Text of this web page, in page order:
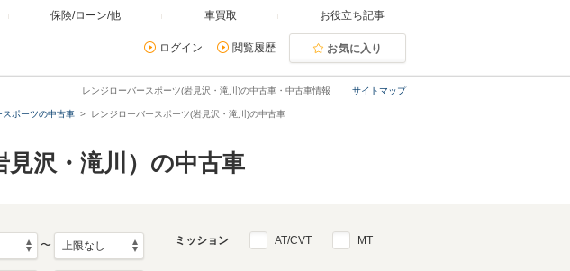
保険/ローン/他 車買取 お役立ち記事
ログイン 閲覧履歴 お気に入り
サイトマップ
レンジローバースポーツ(岩見沢・滝川)の中古車・中古車情報
スポーツの中古車 レンジローバースポーツ(岩見沢・滝川)の中古車
沢・滝川）の中古車
〜 ミッション AT/CVT MT